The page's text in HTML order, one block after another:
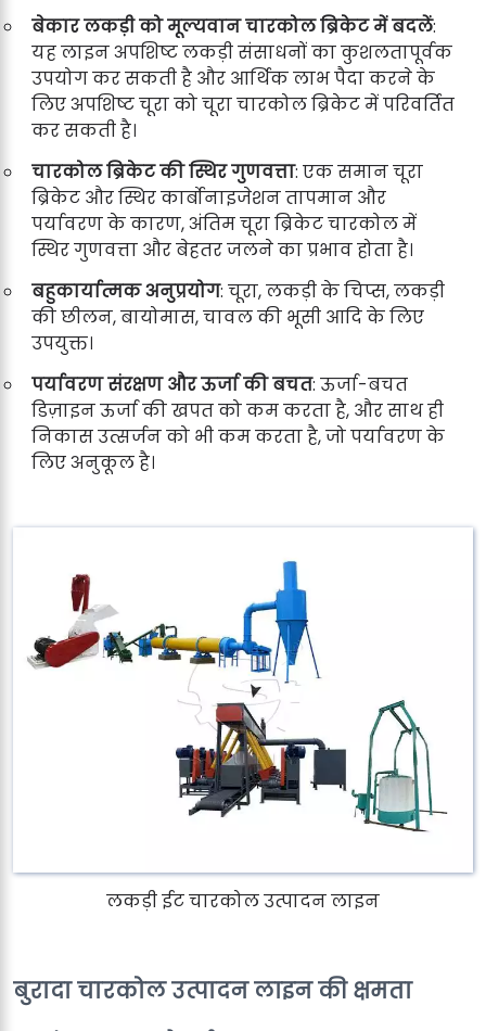
बेकार लकड़ी को मूल्यवान चारकोल ब्रिकेट में बदलें:
यह लाइन अपशिष्ट लकड़ी संसाधनों का कुशलतापूर्वक
उपयोग कर सकती है और आर्थिक लाभ पैदा करने के
लिए अपशिष्ट चूरा को चूरा चारकोल ब्रिकेट में परिवर्तित
कर सकती है।
चारकोल ब्रिकेट की स्थिर गुणवत्ता: एक समान चूरा
ब्रिकेट और स्थिर कार्बोनाइजेशन तापमान और
पर्यावरण के कारण, अंतिम चूरा ब्रिकेट चारकोल में
स्थिर गुणवत्ता और बेहतर जलने का प्रभाव होता है।
बहुकार्यात्मक अनुप्रयोग: चूरा, लकड़ी के चिप्स, लकड़ी
की छीलन, बायोमास, चावल की भूसी आदि के लिए
उपयुक्त।
पर्यावरण संरक्षण और ऊर्जा की बचत: ऊर्जा-बचत
डिज़ाइन ऊर्जा की खपत को कम करता है, और साथ ही
निकास उत्सर्जन को भी कम करता है, जो पर्यावरण के
लिए अनुकूल है।
लकड़ी ईट चारकोल उत्पादन लाइन
बुरादा चारकोल उत्पादन लाइन की क्षमता